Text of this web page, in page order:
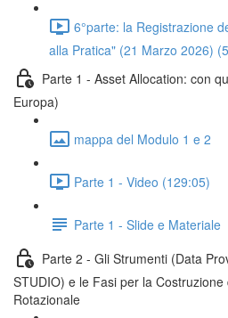
6°parte: la Registrazione
alla Pratica" (21 Marzo 2026)
Parte 1 - Asset Allocation: con
Europa)
mappa del Modulo 1 e 2
Parte 1 - Video (129:05)
Parte 1 - Slide e Materiale
Parte 2 - Gli Strumenti (Data
STUDIO) e le Fasi per la
Rotazionale